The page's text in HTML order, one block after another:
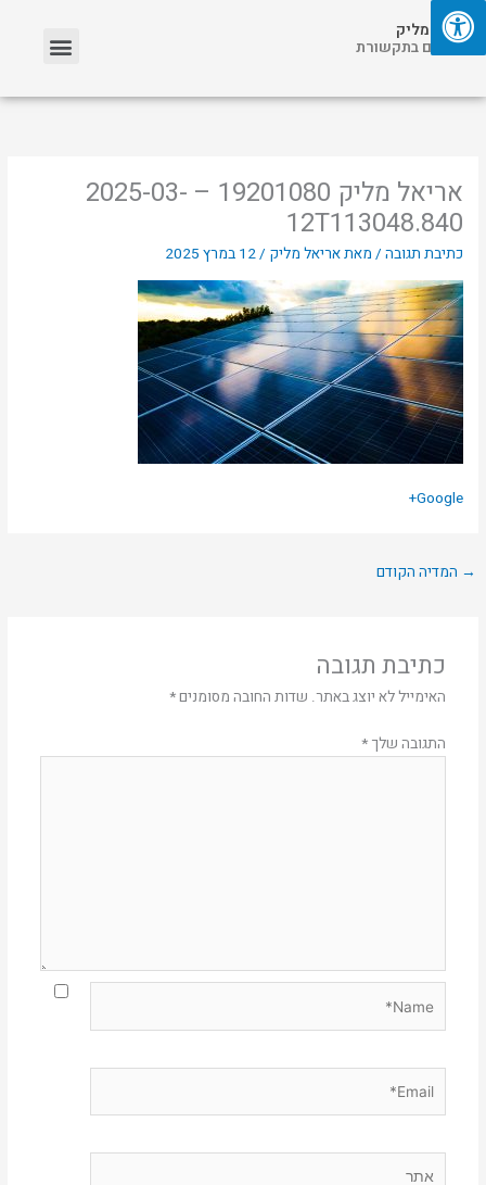
דילוג
לתוכן
אריאל מליק
אזכורים בתקשורת
אריאל מליק 19201080 – 2025-03-
12T113048.840
כתיבת תגובה / מאתאריאל מליק /12 במרץ 2025
Google+
→ המדיה הקודם
כתיבת תגובה
האימייל לא יוצג באתר. שדות החובה מסומנים*
התגובה שלך *